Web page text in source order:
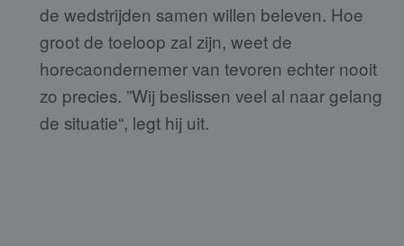
de wedstrijden samen willen beleven. Hoe
groot de toeloop zal zijn, weet de
horecaondernemer van tevoren echter nooit
zo precies. ”Wij beslissen veel al naar gelang
de situatie“, legt hij uit.